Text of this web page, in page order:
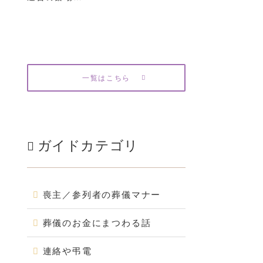
一覧はこちら
ガイドカテゴリ
喪主／参列者の葬儀マナー
葬儀のお金にまつわる話
連絡や弔電